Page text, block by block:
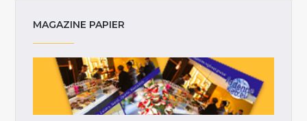
MAGAZINE PAPIER